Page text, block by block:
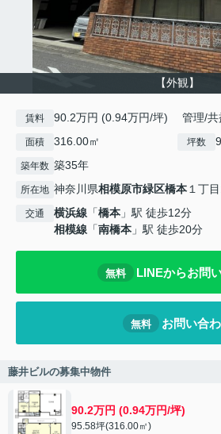
【外観】
賃料 90.2万円 (0.94万円/坪) 管理/共
面積 316.00㎡ 坪数
築年数 築35年
所在地 神奈川県相模原市緑区橋本１丁
交通 横浜線 「橋本 」駅 徒歩12分
相模線 「南橋本 」駅 徒歩20分
無料 LINEからお問
無料 お問い合
藤井ビルの募集中物件
90.2万円 (0.94万円/坪)
95.58坪(316.00㎡)